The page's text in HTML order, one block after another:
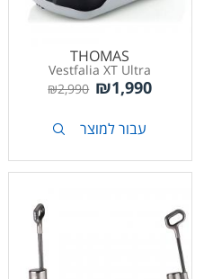
THOMAS
Vestfalia XT Ultra
₪1,990
₪2,990
עבור למוצר